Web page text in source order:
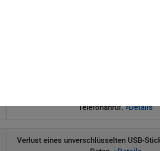
E-Mail-Postfach eines ehemaligen
Schule ignoriert Auskunftsersuchen und
Telefonanruf.»Details
Verlust eines unverschlüsselten USB-